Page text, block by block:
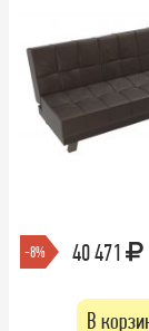
-8% 40 471
В